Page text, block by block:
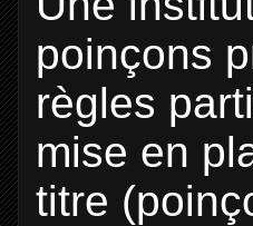
poinçons
règles
mise en
titre